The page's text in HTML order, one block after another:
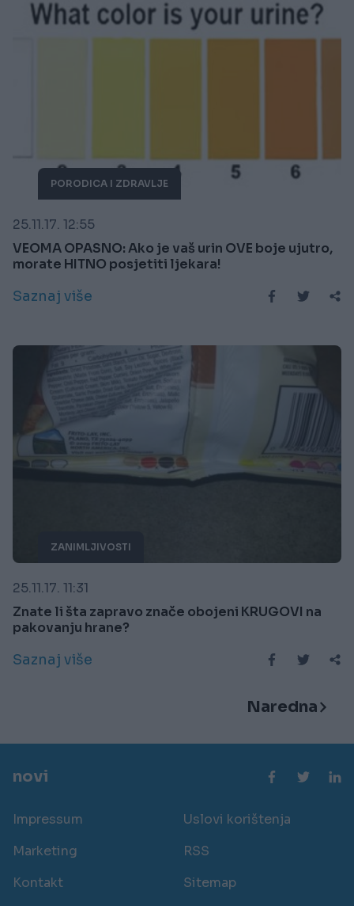
PORODICA I ZDRAVLJE
25.11.17. 12:55
VEOMA OPASNO: Ako je vaš urin OVE boje ujutro,
morate HITNO posjetiti ljekara!
Saznaj više
ZANIMLJIVOSTI
25.11.17. 11:31
Znate li šta zapravo znače obojeni KRUGOVI na
pakovanju hrane?
Saznaj više
Naredna
novi
Impressum
Uslovi korištenja
Marketing
RSS
Kontakt
Sitemap